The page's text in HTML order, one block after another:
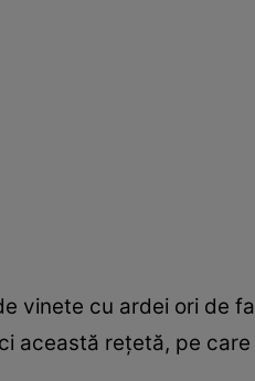
vinete cu ardei ori de
această reţetă, pe